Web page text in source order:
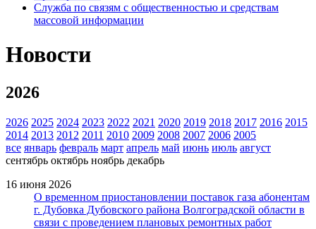
Служба по связям с общественностью и средствам
массовой информации
Новости
2026
2026 2025 2024 2023 2022 2021 2020 2019 2018 2017 2016 2015
2014 2013 2012 2011 2010 2009 2008 2007 2006 2005
все январь февраль март апрель май июнь июль август
сентябрь октябрь ноябрь декабрь
16 июня 2026
О временном приостановлении поставок газа абонентам
г. Дубовка Дубовского района Волгоградской области в
связи с проведением плановых ремонтных работ